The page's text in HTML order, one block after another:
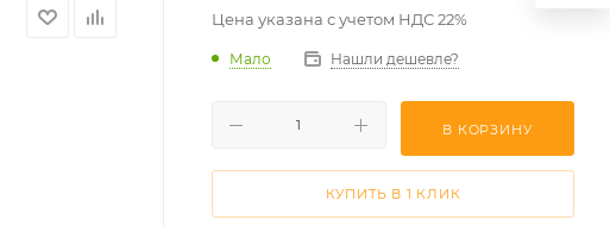
Цена указана с учетом НДС 22%
Мало Нашли дешевле?
В КОРЗИНУ
КУПИТЬ В 1 КЛИК